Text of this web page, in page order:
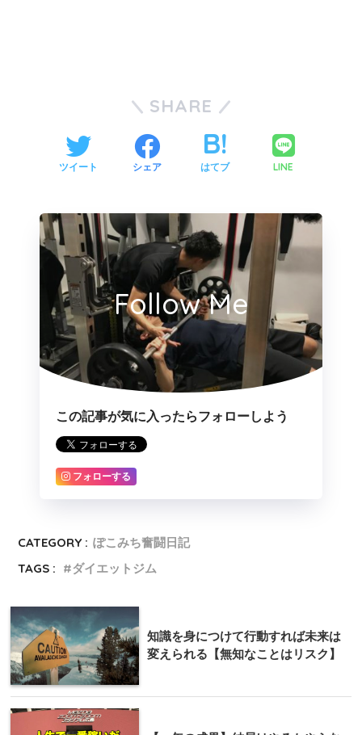
SHARE
ツイート シェア はてブ LINE
Follow Me
この記事が気に入ったらフォローしよう
フォローする
CATEGORY : ぽこみち奮闘日記
TAGS :
ダイエットジム
知識を身につけて行動すれば未来は
変えられる【無知なことはリスク】